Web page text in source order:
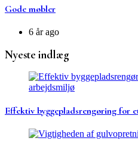
Gode møbler
6 år ago
Nyeste indlæg
Effektiv byggepladsrengøring for